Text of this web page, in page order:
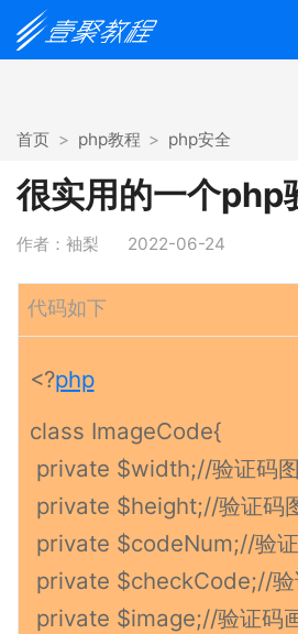
首页 php教程 php安全
很实用的一个php
作者：袖梨 2022-06-24
代码如下
<?php
class ImageCode{
private $width;//验证码
private $height;//验证码
private $codeNum;//验
private $checkCode;//验
private $image;//验证码